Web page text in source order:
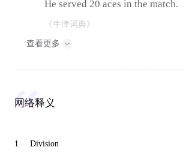
He served 20 aces in the match.
《牛津词典》
查看更多
网络释义
1 Division